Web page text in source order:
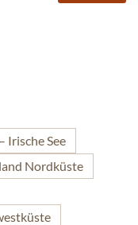
Irische See
Nordküste